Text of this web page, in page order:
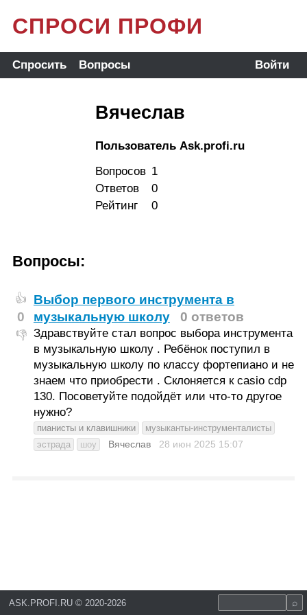
СПРОСИ ПРОФИ
Спросить Вопросы Войти
Вячеслав
Пользователь Ask.profi.ru
Вопросов 1
Ответов
0
Рейтинг
0
Вопросы:
👍
0
👎
Выбор первого инструмента в
музыкальную школу
0 ответов
Здравствуйте стал вопрос выбора инструмента
в музыкальную школу . Ребёнок поступил в
музыкальную школу по классу фортепиано и не
знаем что приобрести . Склоняется к casio cdp
130. Посоветуйте подойдёт или что-то другое
нужно?
пианисты и клавишники
музыканты-инструменталисты
эстрада
шоу Вячеслав 28 июн 2025 15:07
ASK.PROFI.RU © 2020-2026